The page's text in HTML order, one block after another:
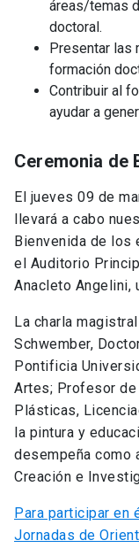
áreas/temas
doctoral.
Presentar las
formación
Contribuir al
ayudar a
Ceremonia de
El jueves 09 de
llevará a cabo
Bienvenida de los
el Auditorio
Anacleto Angelini,
La charla
Schwember,
Pontificia
Artes; Profesor
Plásticas,
la pintura y
desempeña como
Creación e
Para participar en
Jornadas de